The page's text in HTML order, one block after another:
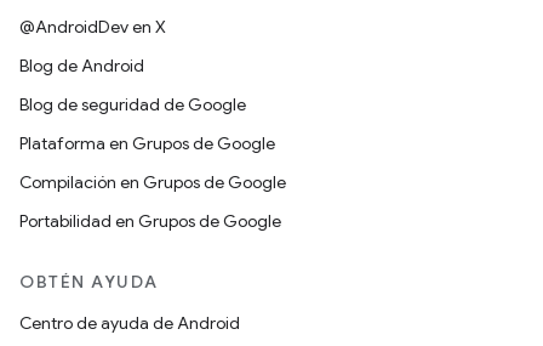
@AndroidDev en X
Blog de Android
Blog de seguridad de Google
Plataforma en Grupos de Google
Compilación en Grupos de Google
Portabilidad en Grupos de Google
OBTÉN AYUDA
Centro de ayuda de Android